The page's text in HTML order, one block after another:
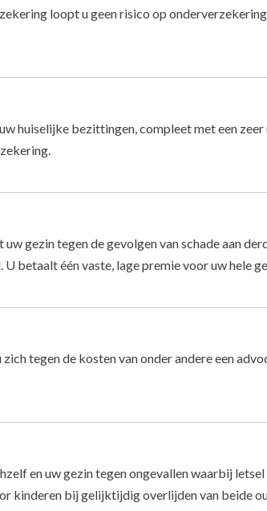
loopt u geen risico op
huiselijke bezittingen, compleet met een
gezin tegen de gevolgen van schade aan
betaalt één vaste, lage premie voor uw hele
tegen de kosten van onder andere een
en uw gezin tegen ongevallen waarbij
kinderen bij gelijktijdig overlijden van beide